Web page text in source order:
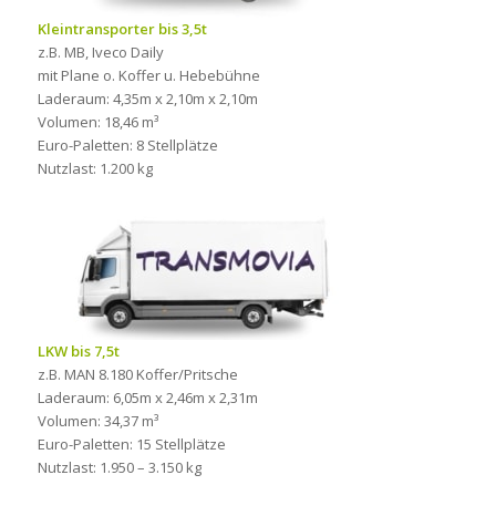
Kleintransporter bis 3,5t
z.B. MB, Iveco Daily
mit Plane o. Koffer u. Hebebühne
Laderaum: 4,35m x 2,10m x 2,10m
Volumen: 18,46 m³
Euro-Paletten: 8 Stellplätze
Nutzlast: 1.200 kg
LKW bis 7,5t
z.B. MAN 8.180 Koffer/Pritsche
Laderaum: 6,05m x 2,46m x 2,31m
Volumen: 34,37 m³
Euro-Paletten: 15 Stellplätze
Nutzlast: 1.950 – 3.150 kg